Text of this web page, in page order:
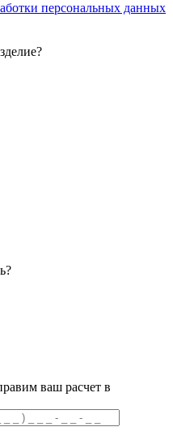
персональных данных
ваш расчет в